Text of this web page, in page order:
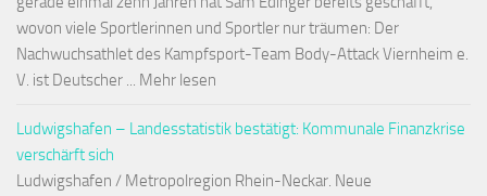
wovon viele Sportlerinnen und Sportler nur träumen: Der
Nachwuchsathlet des Kampfsport-Team Body-Attack Viernheim e.
V. ist Deutscher ... Mehr lesen
Ludwigshafen – Landesstatistik bestätigt: Kommunale Finanzkrise
verschärft sich
Ludwigshafen / Metropolregion Rhein-Neckar. Neue